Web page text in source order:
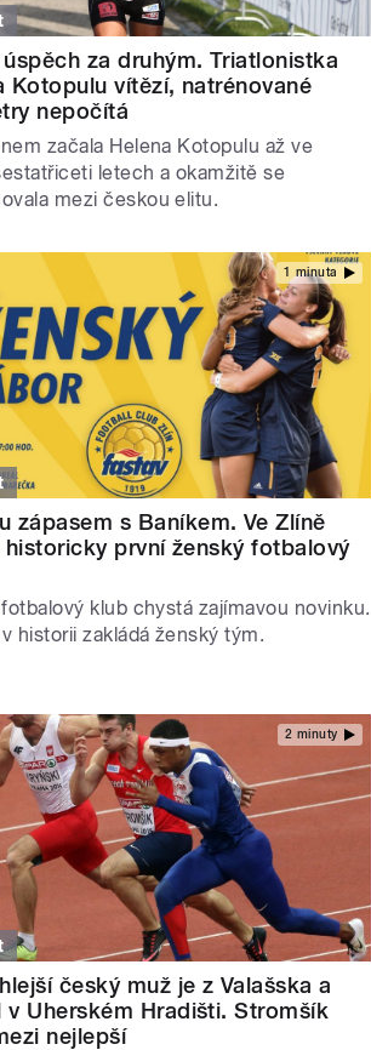
za druhým. Triatlonistka
Kotopulu vítězí, natrénované
nepočítá
začala Helena Kotopulu až ve
letech a okamžitě se
mezi českou elitu.
1 minuta
zápasem s Baníkem. Ve Zlíně
historicky první ženský fotbalový
klub chystá zajímavou novinku.
historii zakládá ženský tým.
2 minuty
český muž je z Valašska a
v Uherském Hradišti. Stromšík
nejlepší